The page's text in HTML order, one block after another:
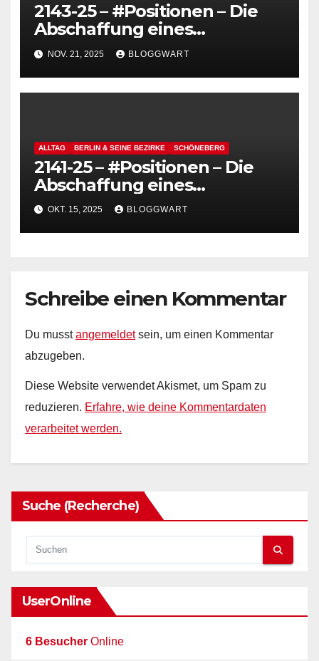
2143-25 – #Positionen – Die
Abschaffung eines
funktionierenden
Deutschlands, heute: Das
Bauaktenarchiv
NOV. 21, 2025 BLOGGWART
ALLTAG BERLIN & SEINE BEZIRKE SCHÖNEBERG
2141-25 – #Positionen – Die
Abschaffung eines
funktionierenden
Deutschlands – heute: BSR
Orangen
OKT. 15, 2025 BLOGGWART
Schreibe einen Kommentar
Du musstangemeldetsein, um einen Kommentar
abzugeben.
Diese Website verwendet Akismet, um Spam zu
reduzieren. Erfahre, wie deine Kommentardaten
verarbeitet werden.
Suche (Recherche)
UserOnline
6 Besucher Online